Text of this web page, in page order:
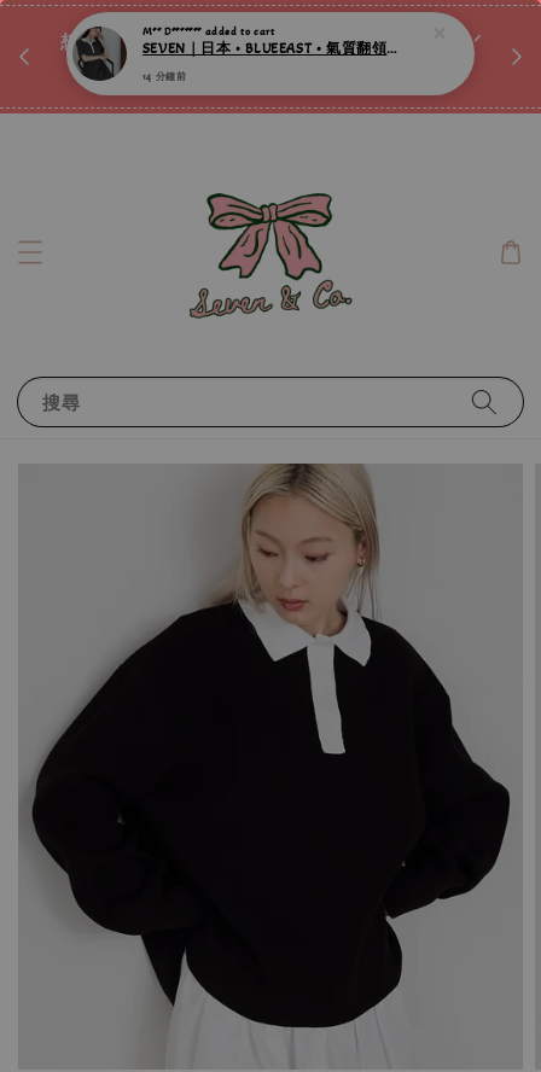
想訂製屬於自己的『水晶手鍊』嗎ꕀ♡ 私訊我們.ᐟ.ᐟ
📣Instagram 這邊按下去
搜尋
M** D******* added to cart
SEVEN｜日本 • BLUEEAST • 氣質翻領直筒洋裝 ღ
14 分鐘前